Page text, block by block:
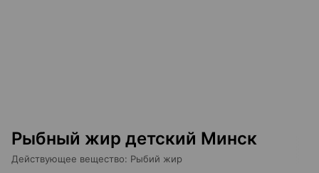
Рыбный жир детский Минск
Действующее вещество: Рыбий жир